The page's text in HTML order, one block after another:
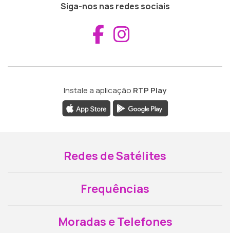
Siga-nos nas redes sociais
Aceder ao
Instale a aplicação RTP Play
Redes de Satélites
Frequências
Moradas e Telefones